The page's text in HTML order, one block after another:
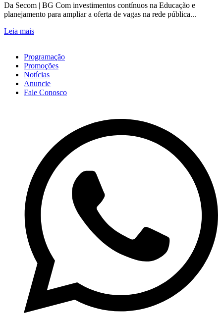
Da Secom | BG Com investimentos contínuos na Educação e
planejamento para ampliar a oferta de vagas na rede pública...
Leia mais
Programação
Promoções
Notícias
Anuncie
Fale Conosco